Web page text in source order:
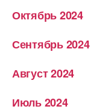
Октябрь 2024
Сентябрь 2024
Август 2024
Июль 2024